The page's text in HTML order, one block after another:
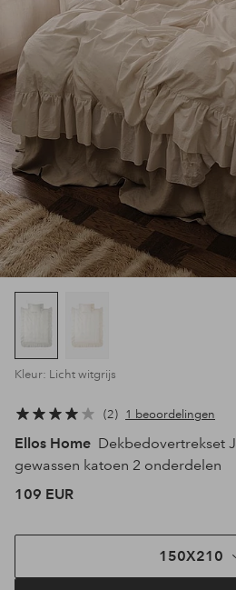
Kleur: Licht witgrijs
2 1 beoordelingen
Ellos Home Dekbedovertrekset
gewassen katoen 2 onderdelen
109 EUR
150X210